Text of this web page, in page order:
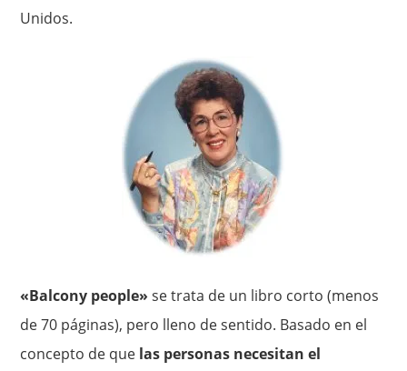
Unidos.
«Balcony people» se trata de un libro corto (menos
de 70 páginas), pero lleno de sentido. Basado en el
concepto de que las personas necesitan el